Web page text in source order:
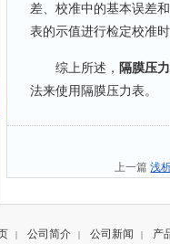
差、校准中的基本误差
表的示值进行检定校准
综上所述， 隔膜压
法来使用隔膜压力表。
上一篇浅
| 公司简介 | 公司新闻 | 产